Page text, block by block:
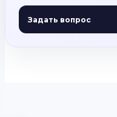
Задать вопрос